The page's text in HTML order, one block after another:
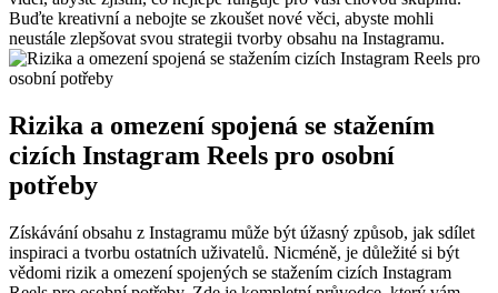
Buďte kreativní a nebojte se zkoušet nové věci, abyste mohli
neustále zlepšovat svou strategii tvorby obsahu na Instagramu.
Rizika a omezení spojená se stažením
cizích Instagram Reels pro osobní
potřeby
Získávání obsahu z Instagramu může být úžasný způsob, jak sdílet
inspiraci a tvorbu ostatních uživatelů. Nicméně, je důležité si být
vědomi rizik a omezení spojených se stažením cizích Instagram